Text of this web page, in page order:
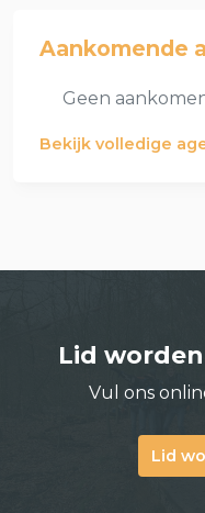
Aankomende
Geen
Bekijk volledige
Lid
Vul ons
Lid